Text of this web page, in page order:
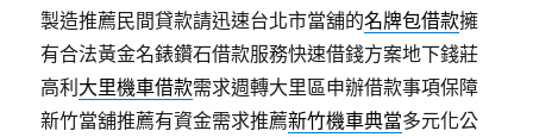
製造推薦民間貸款請迅速台北市當舖的名牌包借款擁
有合法黃金名錶鑽石借款服務快速借錢方案地下錢莊
高利 大里機車借款需求週轉大里區申辦借款事項保障
新竹當舖推薦有資金需求推薦新竹機車典當多元化公